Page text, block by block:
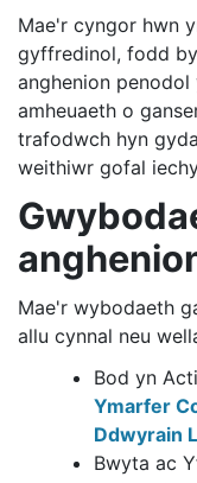
Mae'r cyngor hwn
gyffredinol, fodd
anghenion
amheuaeth o
trafodwch hyn
weithiwr gofal
Mae'r wybodaeth
allu cynnal neu
Bod yn
Ymarfer
Ddwyrain
Bwyta ac